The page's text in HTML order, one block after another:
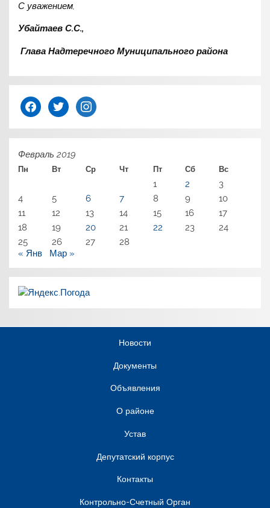
С уважением,
Убайтаев С.С.,
Глава Надтеречного Муниципального района
facebooktwitter instagram
Февраль 2019
Пн Вт Ср Чт Пт Сб Вс
1 2
3
4
5 6 7 8 9
10
11
12 13 14 15 16
17
18
19 20 21 22 23
24
25
26 27
28
« Янв
Мар »
Новости
Документы
Объявления
О районе
Устав
Депутатский корпус
Контакты
Контрольно-Счетный Орган